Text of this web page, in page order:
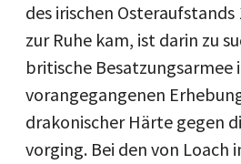
des irischen
zur Ruhe kam, ist darin zu
britische Besatzungsarmee
vorangegangenen
drakonischer Härte gegen
vorging. Bei den von Loach